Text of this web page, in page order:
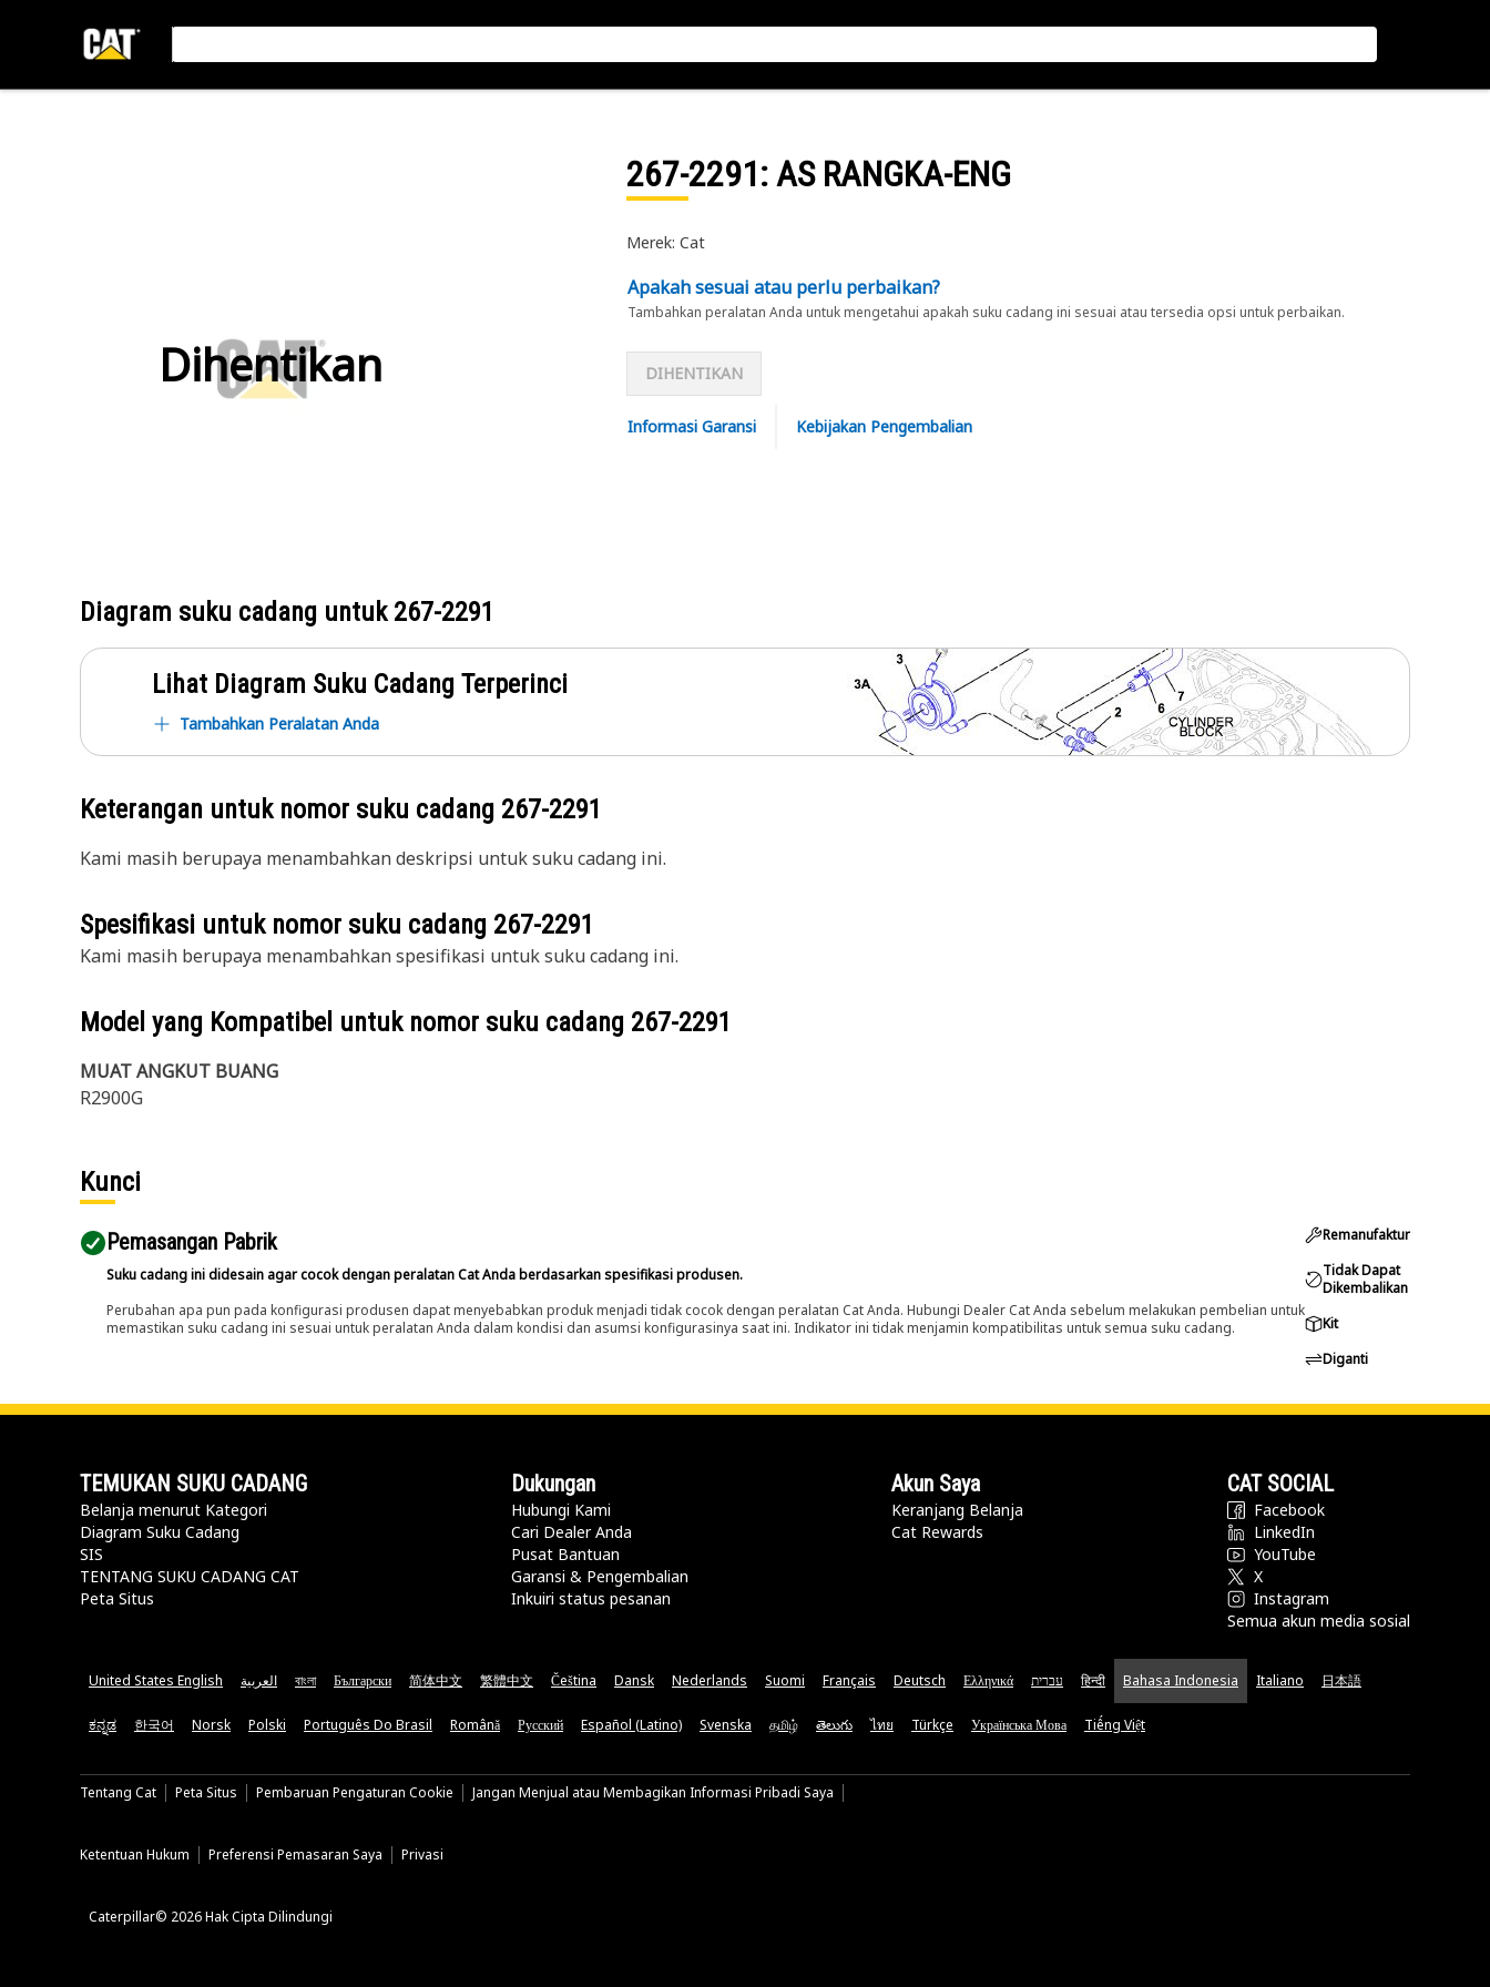
Dihentikan
267-2291: AS RANGKA-ENG
Merek: Cat
Apakah sesuai atau perlu perbaikan?
Tambahkan peralatan Anda untuk mengetahui apakah suku cadang ini sesuai atau tersedia opsi untuk perbaikan.
DIHENTIKAN
Informasi Garansi Kebijakan Pengembalian
Diagram suku cadang untuk267-2291
Lihat Diagram Suku Cadang Terperinci
Tambahkan Peralatan Anda
Keterangan untuk nomor suku cadang 267-2291
Kami masih berupaya menambahkan deskripsi untuk suku cadang ini.
Spesifikasi untuk nomor suku cadang 267-2291
Kami masih berupaya menambahkan spesifikasi untuk suku cadang ini.
Model yang Kompatibel untuk nomor suku cadang 267-2291
MUAT ANGKUT BUANG
R2900G
Kunci
Pemasangan Pabrik
Suku cadang ini didesain agar cocok dengan peralatan Cat Anda berdasarkan spesifikasi produsen.
Perubahan apa pun pada konfigurasi produsen dapat menyebabkan produk menjadi tidak cocok dengan peralatan Cat Anda. Hubungi Dealer Cat Anda sebelum melakukan pembelian untuk
memastikan suku cadang ini sesuai untuk peralatan Anda dalam kondisi dan asumsi konfigurasinya saat ini. Indikator ini tidak menjamin kompatibilitas untuk semua suku cadang.
Remanufaktur
Tidak Dapat
Dikembalikan
Kit
Diganti
TEMUKAN SUKU CADANG
Belanja menurut Kategori
Diagram Suku Cadang
SIS
TENTANG SUKU CADANG CAT
Peta Situs
Dukungan
Hubungi Kami
Cari Dealer Anda
Pusat Bantuan
Garansi & Pengembalian
Inkuiri status pesanan
Akun Saya
Keranjang Belanja
Cat Rewards
CAT SOCIAL
Facebook
LinkedIn
YouTube
X
Instagram
Semua akun media sosial
United States English العربية বাংলা Български 简体中文 繁體中文 Čeština Dansk Nederlands Suomi Français Deutsch Ελληνικά עברית हिन्दी Bahasa Indonesia Italiano 日本語
ಕನ್ನಡ 한국어 Norsk Polski Português Do Brasil Română Русский Español (Latino) Svenska தமிழ் తెలుగు ไทย Türkçe Українська Мова Tiếng Việt
Tentang Cat Peta Situs Pembaruan Pengaturan Cookie Jangan Menjual atau Membagikan Informasi Pribadi Saya
Ketentuan Hukum Preferensi Pemasaran Saya Privasi
Caterpillar© 2026 Hak Cipta Dilindungi